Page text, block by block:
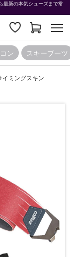
最新の本気シューズまで常
ン スキーブーツ
イミングスキン